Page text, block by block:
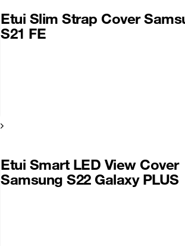
Pokaż następny
Etui Slim Strap Cover
S21 FE
Etui Smart LED View Cover
Samsung S22 Galaxy PLUS